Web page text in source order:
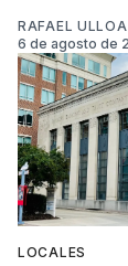
RAFAEL ULLOA
6 de agosto de
LOCALES